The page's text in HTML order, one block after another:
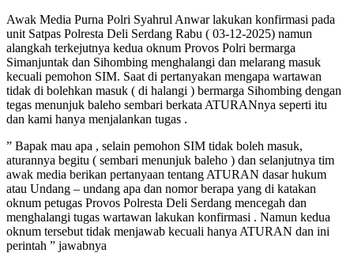
Awak Media Purna Polri Syahrul Anwar lakukan konfirmasi pada
unit Satpas Polresta Deli Serdang Rabu ( 03-12-2025) namun
alangkah terkejutnya kedua oknum Provos Polri bermarga
Simanjuntak dan Sihombing menghalangi dan melarang masuk
kecuali pemohon SIM. Saat di pertanyakan mengapa wartawan
tidak di bolehkan masuk ( di halangi ) bermarga Sihombing dengan
tegas menunjuk baleho sembari berkata ATURANnya seperti itu
dan kami hanya menjalankan tugas .
” Bapak mau apa , selain pemohon SIM tidak boleh masuk,
aturannya begitu ( sembari menunjuk baleho ) dan selanjutnya tim
awak media berikan pertanyaan tentang ATURAN dasar hukum
atau Undang – undang apa dan nomor berapa yang di katakan
oknum petugas Provos Polresta Deli Serdang mencegah dan
menghalangi tugas wartawan lakukan konfirmasi . Namun kedua
oknum tersebut tidak menjawab kecuali hanya ATURAN dan ini
perintah ” jawabnya